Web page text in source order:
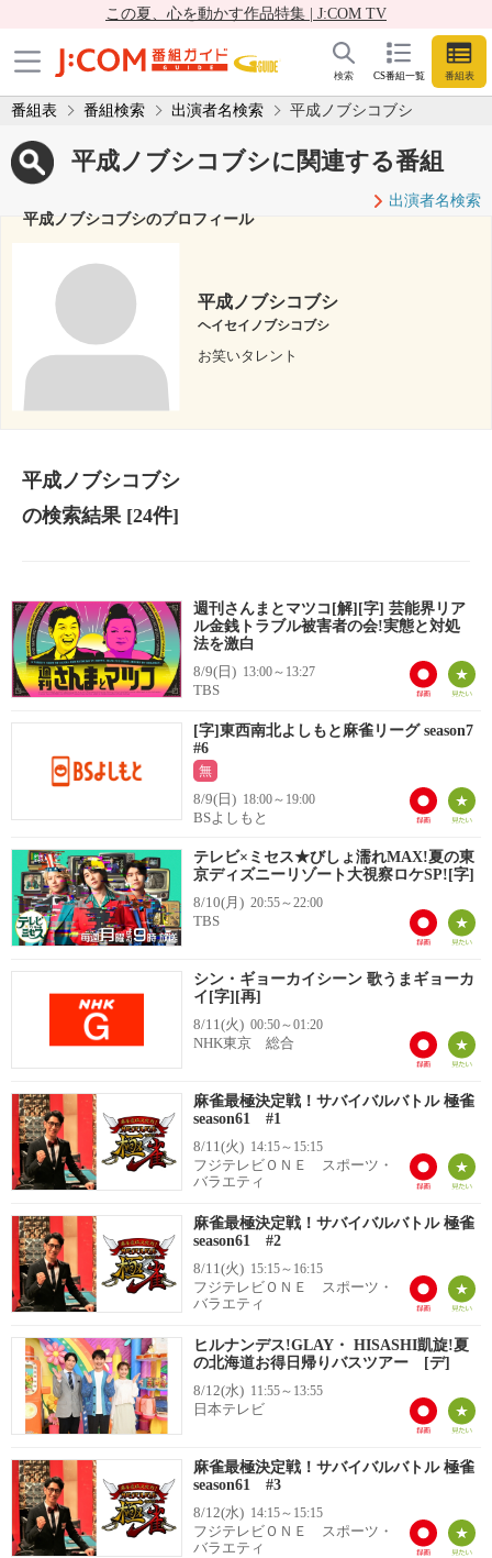
この夏、心を動かす作品特集 | J:COM TV
CS番組一覧 番組表
検索
番組表 番組検索 出演者名検索 平成ノブシコブシ
平成ノブシコブシに関連する番組
出演者名検索
平成ノブシコブシのプロフィール
平成ノブシコブシ
ヘイセイノブシコブシ
お笑いタレント
平成ノブシコブシ
の検索結果[24件]
週刊さんまとマツコ[解][字] 芸能界リア
ル金銭トラブル被害者の会!実態と対処
法を激白
8/9(日) 13:00～13:27
TBS
[字]東西南北よしもと麻雀リーグ season7
#6
無
8/9(日) 18:00～19:00
BSよしもと
テレビ×ミセス★びしょ濡れMAX!夏の東
京ディズニーリゾート大視察ロケSP![字]
8/10(月) 20:55～22:00
TBS
シン・ギョーカイシーン 歌うまギョーカ
イ[字][再]
8/11(火) 00:50～01:20
NHK東京 総合
麻雀最極決定戦！サバイバルバトル 極雀
season61 #1
8/11(火) 14:15～15:15
フジテレビＯＮＥ スポーツ・
バラエティ
麻雀最極決定戦！サバイバルバトル 極雀
season61 #2
8/11(火) 15:15～16:15
フジテレビＯＮＥ スポーツ・
バラエティ
ヒルナンデス!GLAY・ HISASHI凱旋!夏
の北海道お得日帰りバスツアー [デ]
8/12(水) 11:55～13:55
日本テレビ
麻雀最極決定戦！サバイバルバトル 極雀
season61 #3
8/12(水) 14:15～15:15
フジテレビＯＮＥ スポーツ・
バラエティ